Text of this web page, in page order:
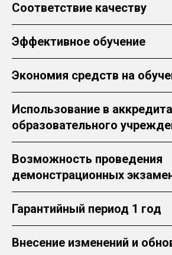
Соответствие качеству
Эффективное обучение
Экономия средств на
Использование в
образовательного
Возможность проведения
демонстрационных
Гарантийный период 1 год
Внесение изменений и